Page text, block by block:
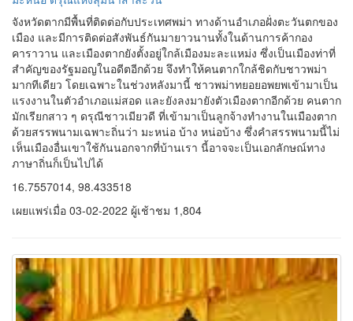
จังหวัดตากมีพื้นที่ติดต่อกับประเทศพม่า ทางด้านอำเภอฝั่งตะวันตกของ
เมือง และมีการติดต่อสังพันธ์กันมายาวนานทั้งในด้านการค้ากอง
คาราวาน และเมืองตากยังตั้งอยู่ใกล้เมืองมะละแหม่ง ซึ่งเป็นเมืองท่าที่
สำคัญของรัฐมอญในอดีตอีกด้วย จึงทำให้คนตากใกล้ชิดกับชาวพม่า
มากทีเดียว โดยเฉพาะในช่วงหลังมานี้ ชาวพม่าทยอยอพยพเข้ามาเป็น
แรงงานในตัวอำเภอแม่สอด และยังลงมายังตัวเมืองตากอีกด้วย คนตาก
มักเรียกสาว ๆ ดรุณีชาวเมียวดี ที่เข้ามาเป็นลูกจ้างทำงานในเมืองตาก
ด้วยสรรพนามเฉพาะถิ่นว่า มะหน่อ บ้าง หน่อบ้าง ซึ่งคำสรรพนามนี้ไม่
เห็นเมืองอื่นเขาใช้กันนอกจากที่บ้านเรา นี้อาจจะเป็นเอกลักษณ์ทาง
ภาษาถิ่นก็เป็นไปได้
เผยแพร่เมื่อ 03-02-2022 ผู้เช้าชม 1,804